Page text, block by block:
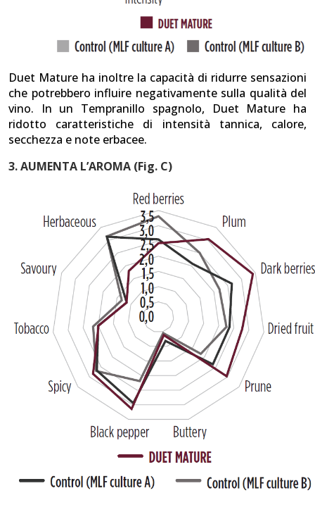
Duet Mature ha inoltre la capacità di ridurre sensazioni
che potrebbero influire negativamente sulla qualità del
vino. In un Tempranillo spagnolo, Duet Mature ha
ridotto caratteristiche di intensità tannica, calore,
secchezza e note erbacee.
3. AUMENTA L’AROMA (Fig. C)